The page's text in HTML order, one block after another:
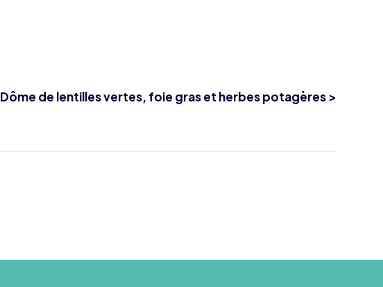
Dôme de lentilles vertes, foie gras et herbes potagères >